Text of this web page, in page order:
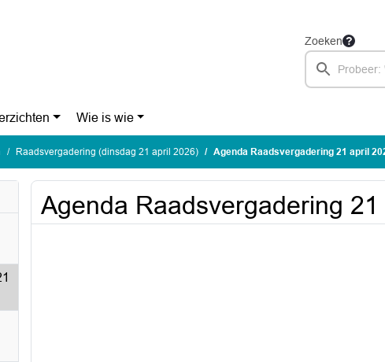
Zoeken
Wie is wie
Raadsvergadering (dinsdag 21 april 2026) Agenda Raadsvergadering 21 april
Agenda Raadsvergadering